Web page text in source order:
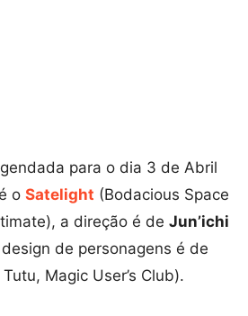
para o dia 3 de Abril
o Satelight (Bodacious Space
a direção é de Jun’ichi
de personagens é de
Magic User’s Club).